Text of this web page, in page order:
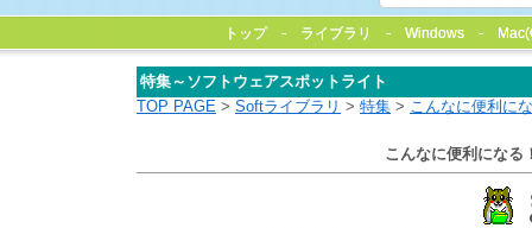
トップ ライブラリ Windows
トップ ライブラリ Windows
特集～ソフトウェアスポットライト
TOP PAGE > Softライブラリ > 特集 > こんなに便利に
こんなに便利にな